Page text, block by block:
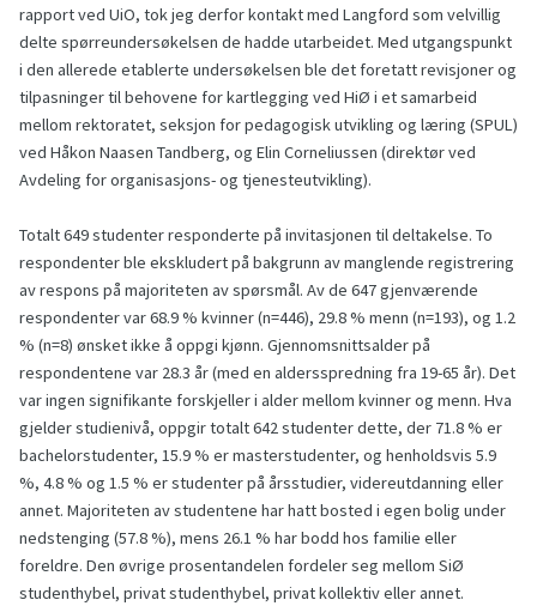
rapport ved UiO, tok jeg derfor kontakt med Langford som velvillig
delte spørreundersøkelsen de hadde utarbeidet. Med utgangspunkt
i den allerede etablerte undersøkelsen ble det foretatt revisjoner og
tilpasninger til behovene for kartlegging ved HiØ i et samarbeid
mellom rektoratet, seksjon for pedagogisk utvikling og læring (SPUL)
ved Håkon Naasen Tandberg, og Elin Corneliussen (direktør ved
Avdeling for organisasjons- og tjenesteutvikling).
Totalt 649 studenter responderte på invitasjonen til deltakelse. To
respondenter ble ekskludert på bakgrunn av manglende registrering
av respons på majoriteten av spørsmål. Av de 647 gjenværende
respondenter var 68.9 % kvinner (n=446), 29.8 % menn (n=193), og 1.2
% (n=8) ønsket ikke å oppgi kjønn. Gjennomsnittsalder på
respondentene var 28.3 år (med en aldersspredning fra 19-65 år). Det
var ingen signifikante forskjeller i alder mellom kvinner og menn. Hva
gjelder studienivå, oppgir totalt 642 studenter dette, der 71.8 % er
bachelorstudenter, 15.9 % er masterstudenter, og henholdsvis 5.9
%, 4.8 % og 1.5 % er studenter på årsstudier, videreutdanning eller
annet. Majoriteten av studentene har hatt bosted i egen bolig under
nedstenging (57.8 %), mens 26.1 % har bodd hos familie eller
foreldre. Den øvrige prosentandelen fordeler seg mellom SiØ
studenthybel, privat studenthybel, privat kollektiv eller annet.